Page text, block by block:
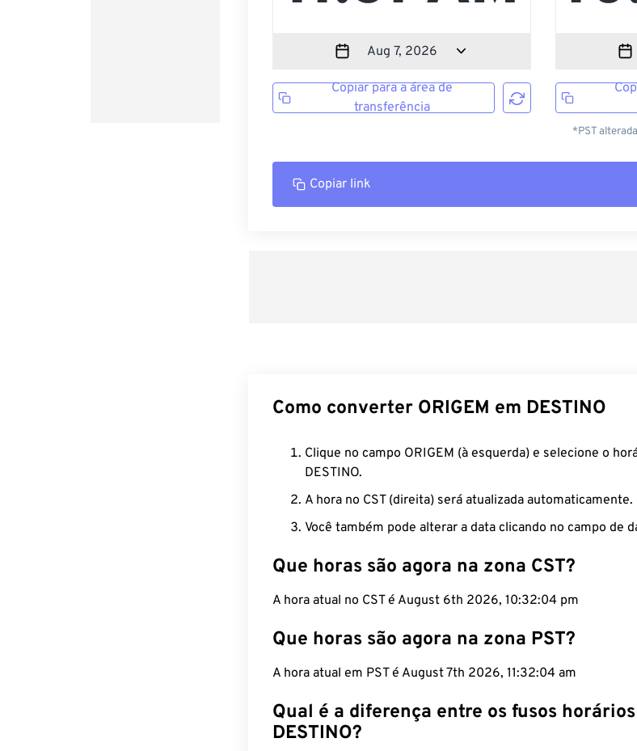
Copiar para a área de
transferência
*PST
Copiar link
Como converter ORIGEM em DESTINO
Clique no campo ORIGEM (à esquerda) e selecione o
DESTINO.
A hora no CST (direita) será atualizada automaticamente.
Você também pode alterar a data clicando no campo de
Que horas são agora na zona CST?
A hora atual no CST é August 6th 2026, 10:32:05 pm
Que horas são agora na zona PST?
A hora atual em PST é August 7th 2026, 11:32:05 am
Qual é a diferença entre os fusos horários
DESTINO?